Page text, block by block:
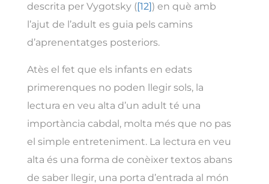
descrita per Vygotsky ([12]) en què amb
l’ajut de l’adult es guia pels camins
d’aprenentatges posteriors.
Atès el fet que els infants en edats
primerenques no poden llegir sols, la
lectura en veu alta d’un adult té una
importància cabdal, molta més que no pas
el simple entreteniment. La lectura en veu
alta és una forma de conèixer textos abans
de saber llegir, una porta d’entrada al món